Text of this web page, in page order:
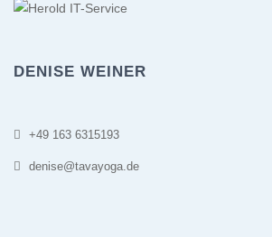
DENISE WEINER
+49 163 6315193
denise@tavayoga.de